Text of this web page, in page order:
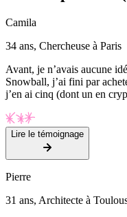
Camila
34 ans, Chercheuse à Paris
Avant, je n’avais aucune
Snowball, j’ai fini par
j’en ai cinq (dont un en
Lire le témoignage
Pierre
31 ans, Architecte à